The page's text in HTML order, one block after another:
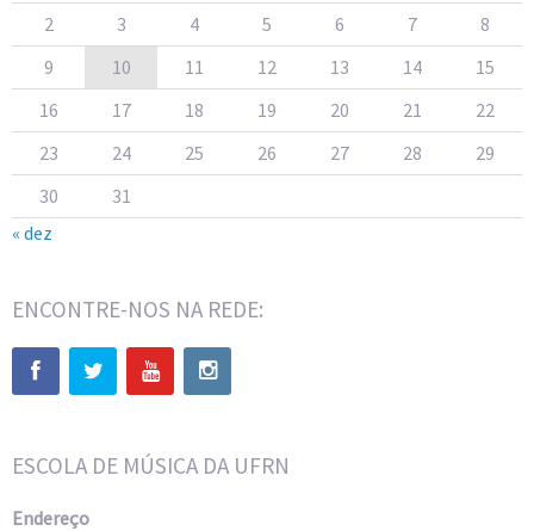
2
3 4 5 6 7
8
9
10 11 12 13 14
15
16
17 18 19 20 21
22
23
24 25 26 27 28
29
30
31
« dez
ENCONTRE-NOS NA REDE:
ESCOLA DE MÚSICA DA UFRN
Endereço